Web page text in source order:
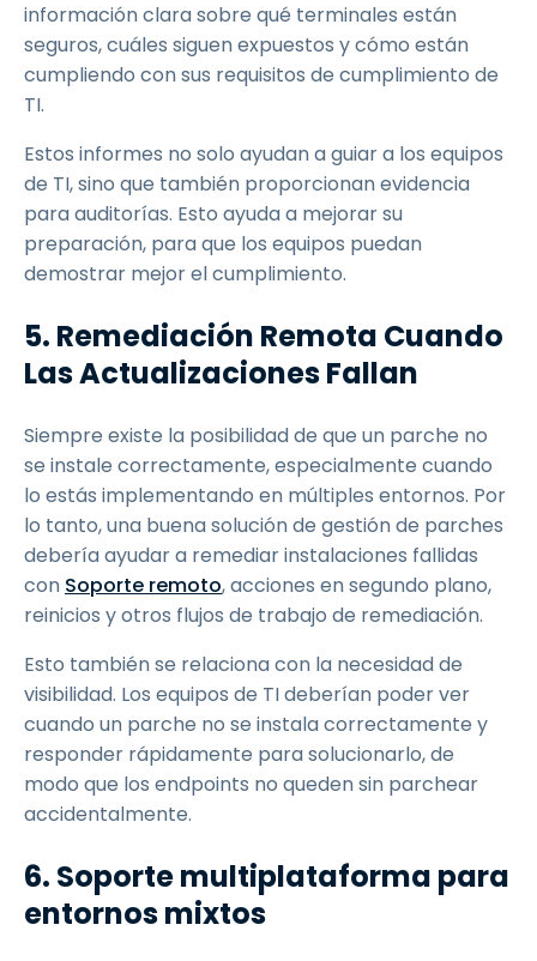
información clara sobre qué terminales están
seguros, cuáles siguen expuestos y cómo están
cumpliendo con sus requisitos de cumplimiento de
TI.
Estos informes no solo ayudan a guiar a los equipos
de TI, sino que también proporcionan evidencia
para auditorías. Esto ayuda a mejorar su
preparación, para que los equipos puedan
demostrar mejor el cumplimiento.
5. Remediación Remota Cuando
Las Actualizaciones Fallan
Siempre existe la posibilidad de que un parche no
se instale correctamente, especialmente cuando
lo estás implementando en múltiples entornos. Por
lo tanto, una buena solución de gestión de parches
debería ayudar a remediar instalaciones fallidas
con Soporte remoto, acciones en segundo plano,
reinicios y otros flujos de trabajo de remediación.
Esto también se relaciona con la necesidad de
visibilidad. Los equipos de TI deberían poder ver
cuando un parche no se instala correctamente y
responder rápidamente para solucionarlo, de
modo que los endpoints no queden sin parchear
accidentalmente.
6. Soporte multiplataforma para
entornos mixtos